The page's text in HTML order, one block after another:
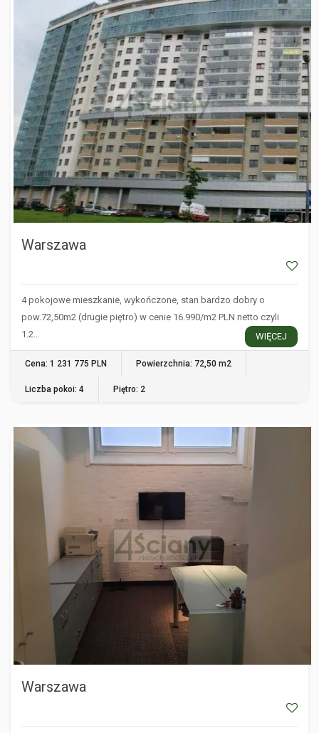
WARSZAWA
Warszawa
4 pokojowe mieszkanie, wykończone, stan bardzo dobry o
pow.72,50m2 (drugie piętro) w cenie 16.990/m2 PLN netto czyli
1.2…
WIĘCEJ
Cena: 1 231 775 PLN Powierzchnia: 72,50 m2
Liczba pokoi: 4 Piętro: 2
WARSZAWA
Warszawa